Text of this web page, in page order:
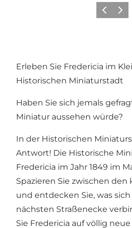
Vorherige
Erleben Sie Fredericia im
Historischen Miniaturstadt
Haben Sie sich jemals
Miniatur aussehen würde?
In der Historischen
Antwort! Die Historische
Fredericia im Jahr 1849 im
Spazieren Sie zwischen den
und entdecken Sie, was
nächsten Straßenecke
Sie Fredericia auf völlig neue